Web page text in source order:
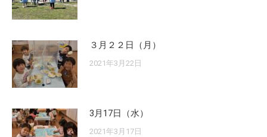
３月２２日（月）
2021年3月22日
3月17日（水）
2021年3月17日